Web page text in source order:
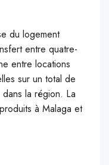
du logement
entre quatre-
entre locations
sur un total de
la région. La
à Malaga et